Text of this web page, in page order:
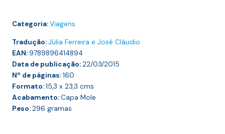
Categoria:Viagens
Tradução:Júlia Ferreira e José Cláudio
EAN:9789896414894
Data de publicação:22/03/2015
Nº de páginas:160
Formato:15,3 x 23,3 cms
Acabamento:Capa Mole
Peso:296 gramas